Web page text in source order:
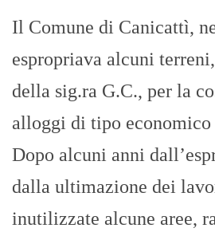
Il Comune di Canicattì,
espropriava alcuni
della sig.ra G.C., per la
alloggi di tipo economico
Dopo alcuni anni
dalla ultimazione dei
inutilizzate alcune aree,